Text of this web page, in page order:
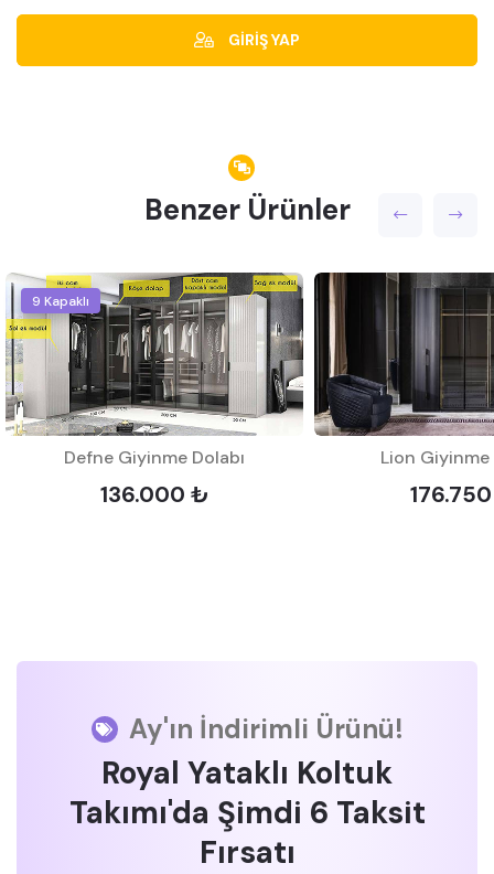
GİRİŞ YAP
Benzer Ürünler
9 Kapaklı
Defne Giyinme Dolabı
136.000 ₺
Lion Giyinme
Ay'ın İndirimli Ürünü!
Royal Yataklı Koltuk
Takımı'da Şimdi 6 Taksit
Fırsatı